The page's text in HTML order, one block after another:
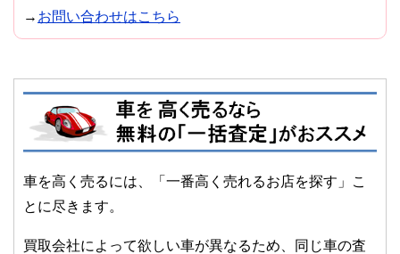
→ お問い合わせはこちら
車を高く売るには、「一番高く売れるお店を探す」こ
とに尽きます。
買取会社によって欲しい車が異なるため、同じ車の査